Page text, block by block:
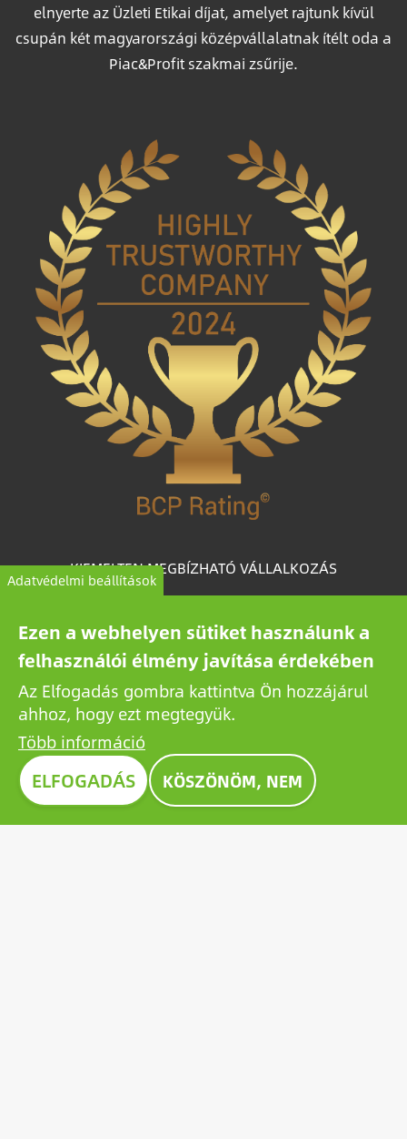
elnyerte az Üzleti Etikai díjat, amelyet rajtunk kívül
csupán két magyarországi középvállalatnak ítélt oda a
Piac&Profit szakmai zsűrije.
KIEMELTEN MEGBÍZHATÓ VÁLLALKOZÁS
algoritmus, amely több mint egymillió magyar
vállalkozás céginformációs adataiból válogatja le és
kategorizálja a vállalkozásokat megbízhatóságuk
alapján.
Image
Adatvédelmi beállítások
Ezen a webhelyen sütiket használunk a
felhasználói élmény javítása érdekében
Az Elfogadás gombra kattintva Ön hozzájárul
ahhoz, hogy ezt megtegyük.
Több információ
ELFOGADÁS KÖSZÖNÖM, NEM